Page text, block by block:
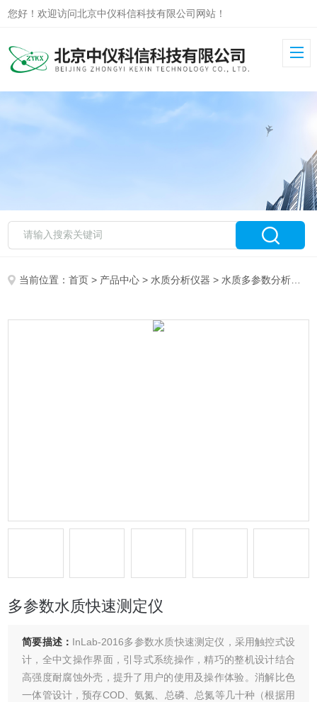
您好！欢迎访问北京中仪科信科技有限公司网站！
当前位置：首页 > 产品中心 > 水质分析仪器 > 水质多参数分析仪
多参数水质快速测定仪
简要描述： InLab-2016多参数水质快速测定仪，采用触控式设
计，全中文操作界面，引导式系统操作，精巧的整机设计结合
高强度耐腐蚀外壳，提升了用户的使用及操作体验。消解比色
一体管设计，预存COD、氨氮、总磷、总氮等几十种（根据用